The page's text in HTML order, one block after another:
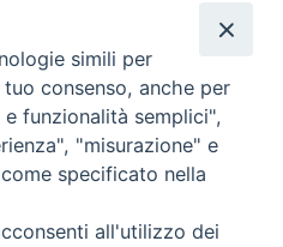
ore 9 - 13
WebMail
simili per
consenso, anche per
funzionalità semplici",
"misurazione" e
specificato nella
all'utilizzo dei